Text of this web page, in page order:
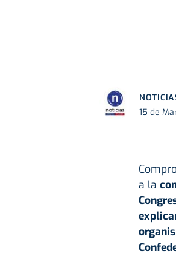
15 de
a la